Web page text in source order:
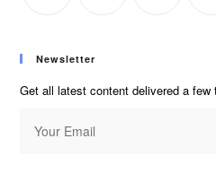
Newsletter
Get all latest content delivered a few